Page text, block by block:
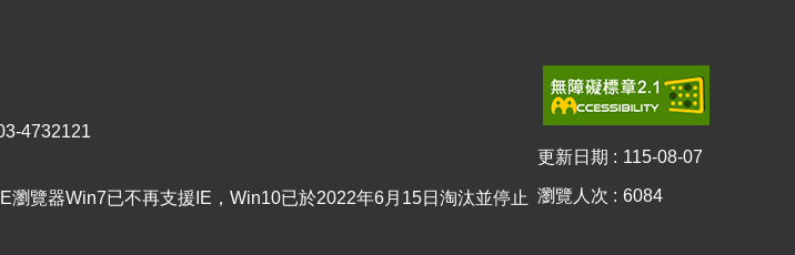
4732121
覽器Win7已不再支援IE，Win10已於2022年6月15日淘汰並停止
更新日期 115-08-07
瀏覽人次 6084